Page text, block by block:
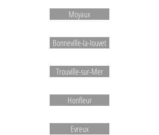
Moyaux
Bonneville-la-louvet
Trouville-sur-Mer
Honfleur
Evreux